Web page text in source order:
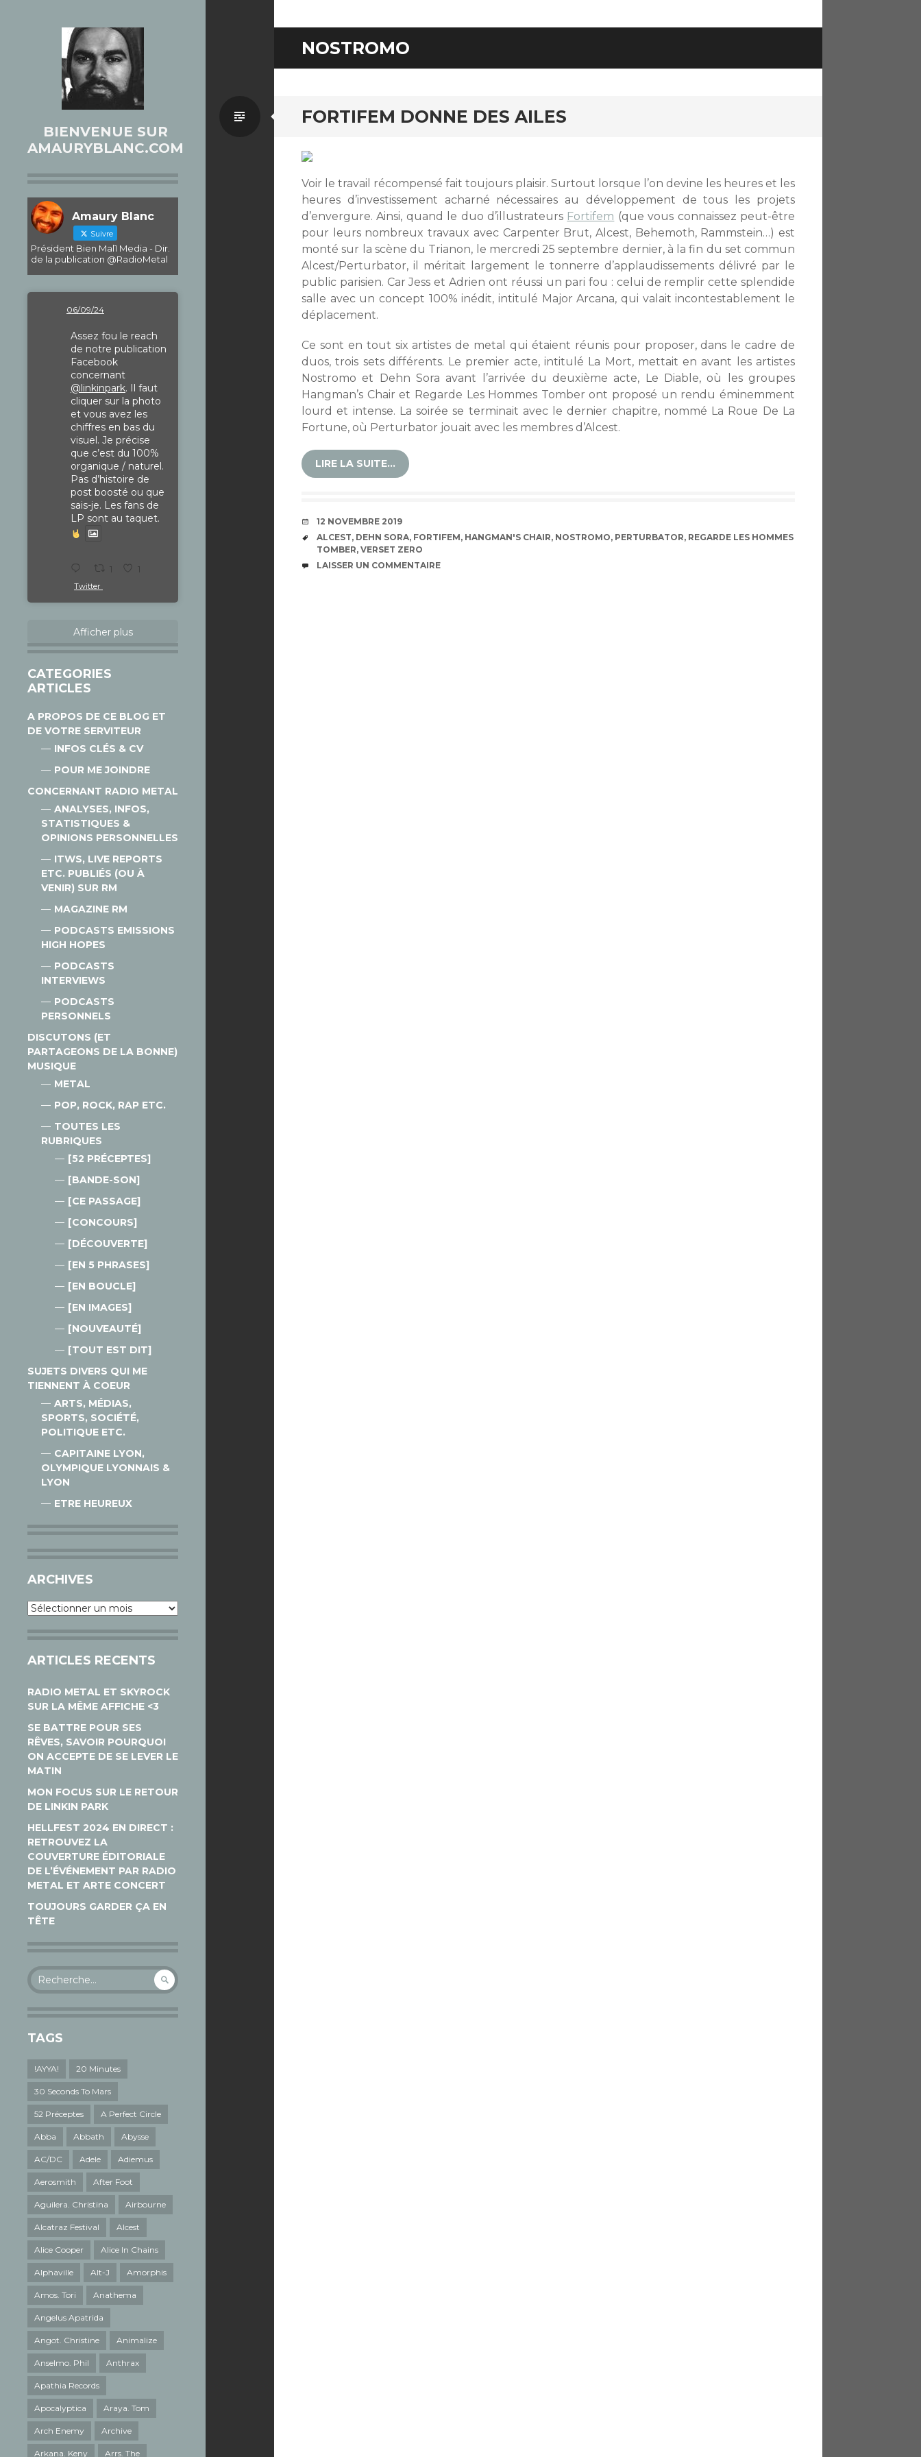
BIENVENUE SUR
AMAURYBLANC.COM
Amaury Blanc
Suivre
Président Bien Mal1 Media - Dir.
de la publication @RadioMetal
06/09/24
Assez fou le reach
de notre publication
Facebook
concernant
@linkinpark. Il faut
cliquer sur la photo
et vous avez les
chiffres en bas du
visuel. Je précise
que c’est du 100%
organique / naturel.
Pas d’histoire de
post boosté ou que
sais-je. Les fans de
LP sont au taquet.
1 1
Twitter
Afficher plus
CATEGORIES
ARTICLES
A PROPOS DE CE BLOG ET
DE VOTRE SERVITEUR
INFOS CLÉS & CV
POUR ME JOINDRE
CONCERNANT RADIO METAL
ANALYSES, INFOS,
STATISTIQUES &
OPINIONS PERSONNELLES
ITWS, LIVE REPORTS
ETC. PUBLIÉS (OU À
VENIR) SUR RM
MAGAZINE RM
PODCASTS EMISSIONS
HIGH HOPES
PODCASTS
INTERVIEWS
PODCASTS
PERSONNELS
DISCUTONS (ET
PARTAGEONS DE LA BONNE)
MUSIQUE
METAL
POP, ROCK, RAP ETC.
TOUTES LES
RUBRIQUES
[52 PRÉCEPTES]
[BANDE-SON]
[CE PASSAGE]
[CONCOURS]
[DÉCOUVERTE]
[EN 5 PHRASES]
[EN BOUCLE]
[EN IMAGES]
[NOUVEAUTÉ]
[TOUT EST DIT]
SUJETS DIVERS QUI ME
TIENNENT À COEUR
ARTS, MÉDIAS,
SPORTS, SOCIÉTÉ,
POLITIQUE ETC.
CAPITAINE LYON,
OLYMPIQUE LYONNAIS &
LYON
ETRE HEUREUX
ARCHIVES
Archives
ARTICLES RECENTS
RADIO METAL ET SKYROCK
SUR LA MÊME AFFICHE <3
SE BATTRE POUR SES
RÊVES, SAVOIR POURQUOI
ON ACCEPTE DE SE LEVER LE
MATIN
MON FOCUS SUR LE RETOUR
DE LINKIN PARK
HELLFEST 2024 EN DIRECT :
RETROUVEZ LA
COUVERTURE ÉDITORIALE
DE L’ÉVÉNEMENT PAR RADIO
METAL ET ARTE CONCERT
TOUJOURS GARDER ÇA EN
TÊTE
Rechercher :
TAGS
!AYYA! 20 Minutes
30 Seconds To Mars
52 Préceptes A Perfect Circle
Abba Abbath Abysse
AC/DC Adele Adiemus
Aerosmith After Foot
Aguilera. Christina Airbourne
Alcatraz Festival Alcest
Alice Cooper Alice In Chains
Alphaville Alt-J Amorphis
Amos. Tori Anathema
Angelus Apatrida
Angot. Christine Animalize
Anselmo. Phil Anthrax
Apathia Records
Apocalyptica Araya. Tom
Arch Enemy Archive
Arkana. Keny Arrs. The
NOSTROMO
FORTIFEM DONNE DES AILES
Par
Voir le travail récompensé fait toujours plaisir. Surtout lorsque l’on devine les heures et les
heures d’investissement acharné nécessaires au développement de tous les projets
d’envergure. Ainsi, quand le duo d’illustrateurs Fortifem (que vous connaissez peut-être
pour leurs nombreux travaux avec Carpenter Brut, Alcest, Behemoth, Rammstein…) est
monté sur la scène du Trianon, le mercredi 25 septembre dernier, à la fin du set commun
Alcest/Perturbator, il méritait largement le tonnerre d’applaudissements délivré par le
public parisien. Car Jess et Adrien ont réussi un pari fou : celui de remplir cette splendide
salle avec un concept 100% inédit, intitulé Major Arcana, qui valait incontestablement le
déplacement.
Ce sont en tout six artistes de metal qui étaient réunis pour proposer, dans le cadre de
duos, trois sets différents. Le premier acte, intitulé La Mort, mettait en avant les artistes
Nostromo et Dehn Sora avant l’arrivée du deuxième acte, Le Diable, où les groupes
Hangman’s Chair et Regarde Les Hommes Tomber ont proposé un rendu éminemment
lourd et intense. La soirée se terminait avec le dernier chapitre, nommé La Roue De La
Fortune, où Perturbator jouait avec les membres d’Alcest.
LIRE LA SUITE…
DATE
12 NOVEMBRE 2019
ÉTIQUETTES
ALCEST, DEHN SORA, FORTIFEM, HANGMAN'S CHAIR, NOSTROMO, PERTURBATOR, REGARDE LES HOMMES
TOMBER, VERSET ZERO
COMMENTAIRES
LAISSER UN COMMENTAIRE